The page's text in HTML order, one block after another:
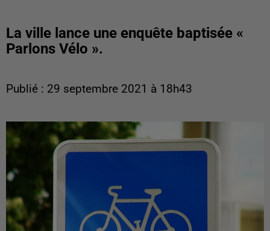
La ville lance une enquête baptisée «
Parlons Vélo ».
Publié : 29 septembre 2021 à 18h43